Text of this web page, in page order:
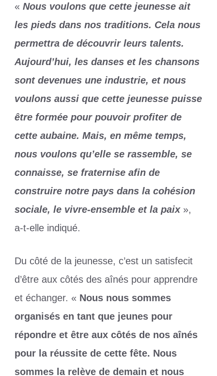
« Nous voulons que cette jeunesse ait
les pieds dans nos traditions. Cela nous
permettra de découvrir leurs talents.
Aujourd’hui, les danses et les chansons
sont devenues une industrie, et nous
voulons aussi que cette jeunesse puisse
être formée pour pouvoir profiter de
cette aubaine. Mais, en même temps,
nous voulons qu’elle se rassemble, se
connaisse, se fraternise afin de
construire notre pays dans la cohésion
sociale, le vivre-ensemble et la paix»,
a-t-elle indiqué.
Du côté de la jeunesse, c’est un satisfecit
d’être aux côtés des aînés pour apprendre
et échanger. « Nous nous sommes
organisés en tant que jeunes pour
répondre et être aux côtés de nos aînés
pour la réussite de cette fête. Nous
sommes la relève de demain et nous